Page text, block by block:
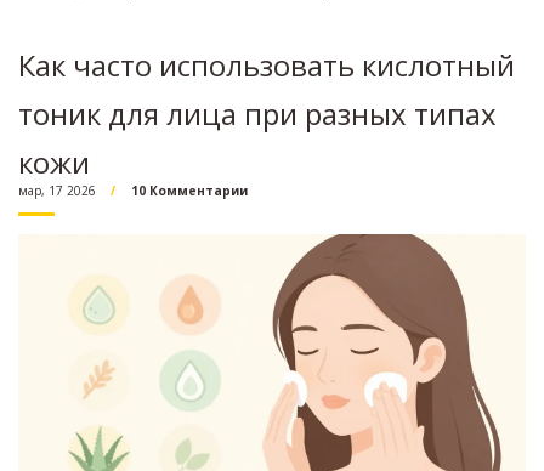
Как часто использовать кислотный
тоник для лица при разных типах
кожи
мар, 17 2026 10 Комментарии